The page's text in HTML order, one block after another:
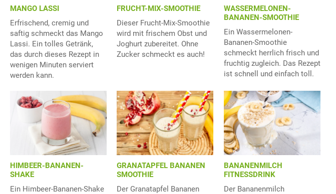
MANGO LASSI
Erfrischend, cremig und
saftig schmeckt das Mango
Lassi. Ein tolles Getränk,
das durch dieses Rezept in
wenigen Minuten serviert
werden kann.
FRUCHT-MIX-SMOOTHIE
Dieser Frucht-Mix-Smoothie
wird mit frischem Obst und
Joghurt zubereitet. Ohne
Zucker schmeckt es auch!
WASSERMELONEN-
BANANEN-SMOOTHIE
Ein Wassermelonen-
Bananen-Smoothie
schmeckt herrlich frisch und
fruchtig zugleich. Das Rezept
ist schnell und einfach toll.
HIMBEER-BANANEN-
SHAKE
Ein Himbeer-Bananen-Shake
GRANATAPFEL BANANEN
SMOOTHIE
Der Granatapfel Bananen
BANANENMILCH
FITNESSDRINK
Der Bananenmilch